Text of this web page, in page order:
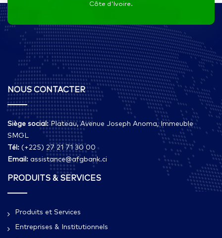
Côte d'Ivoire.
NOUS CONTACTER
Siège social:Plateau, Avenue Joseph Anoma, Immeuble
SMGL
Tél: (+225) 27 21 71 30 00
Email: assistance@afgbank.ci
PRODUITS & SERVICES
Produits et Services
Entreprises & Institutionnels